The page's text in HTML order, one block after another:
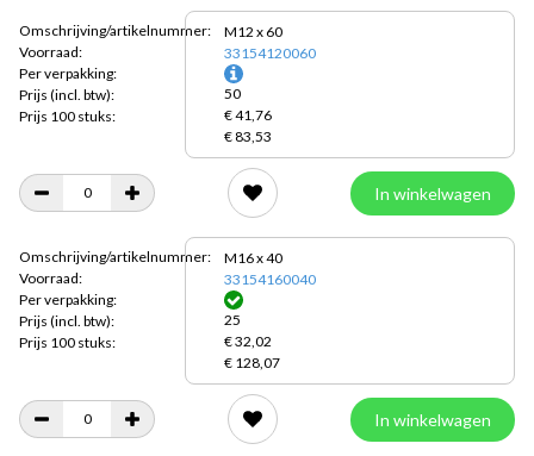
Omschrijving/artikelnummer:
Voorraad:
Per verpakking:
Prijs (incl. btw):
Prijs 100 stuks:
M12 x 60
33154120060
50
€ 41,76
€ 83,53
In winkelwagen
Omschrijving/artikelnummer:
Voorraad:
Per verpakking:
Prijs (incl. btw):
Prijs 100 stuks:
M16 x 40
33154160040
25
€ 32,02
€ 128,07
In winkelwagen